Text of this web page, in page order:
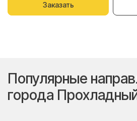
Заказать
Популярные
города